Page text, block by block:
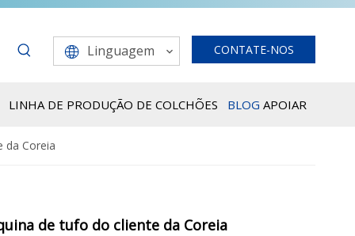
Linguagem CONTATE-NOS
LINHA DE PRODUÇÃO DE COLCHÕES BLOG APOIAR
da Coreia
de tufo do cliente da Coreia